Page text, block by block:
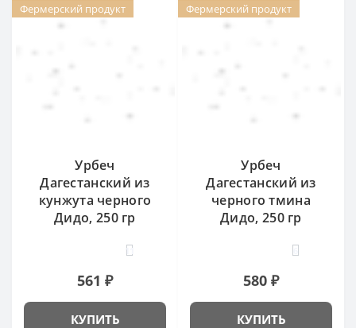
Фермерский продукт
Урбеч
Дагестанский из
кунжута черного
Дидо, 250 гр
11
561 ₽
КУПИТЬ
Фермерский продукт
Урбеч
Дагестанский из
черного тмина
Дидо, 250 гр
580 ₽
КУПИТЬ